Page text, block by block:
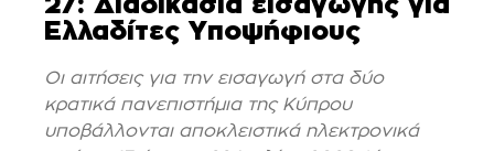
Ελλαδίτες Υποψήφιους
Οι αιτήσεις για την εισαγωγή στα δύο
κρατικά πανεπιστήμια της Κύπρου
υποβάλλονται αποκλειστικά ηλεκτρονικά